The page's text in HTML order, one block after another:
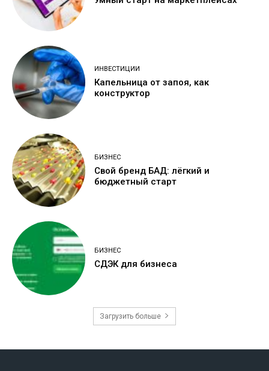
ИНВЕСТИЦИИ
Капельница от запоя, как
конструктор
БИЗНЕС
Свой бренд БАД: лёгкий и
бюджетный старт
БИЗНЕС
СДЭК для бизнеса
Загрузить больше